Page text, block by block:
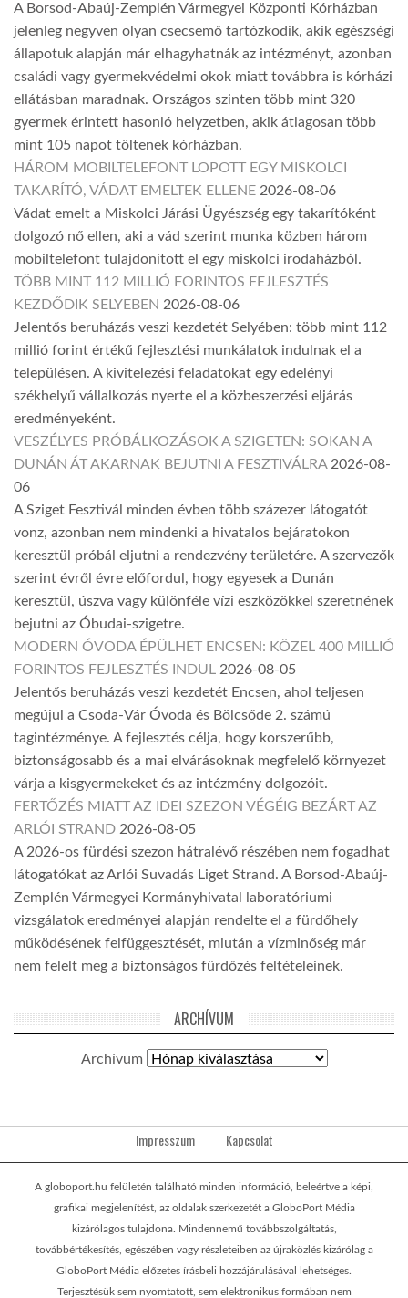
A Borsod-Abaúj-Zemplén Vármegyei Központi Kórházban
jelenleg negyven olyan csecsemő tartózkodik, akik egészségi
állapotuk alapján már elhagyhatnák az intézményt, azonban
családi vagy gyermekvédelmi okok miatt továbbra is kórházi
ellátásban maradnak. Országos szinten több mint 320
gyermek érintett hasonló helyzetben, akik átlagosan több
mint 105 napot töltenek kórházban.
HÁROM MOBILTELEFONT LOPOTT EGY MISKOLCI
TAKARÍTÓ, VÁDAT EMELTEK ELLENE 2026-08-06
Vádat emelt a Miskolci Járási Ügyészség egy takarítóként
dolgozó nő ellen, aki a vád szerint munka közben három
mobiltelefont tulajdonított el egy miskolci irodaházból.
TÖBB MINT 112 MILLIÓ FORINTOS FEJLESZTÉS
KEZDŐDIK SELYEBEN 2026-08-06
Jelentős beruházás veszi kezdetét Selyében: több mint 112
millió forint értékű fejlesztési munkálatok indulnak el a
településen. A kivitelezési feladatokat egy edelényi
székhelyű vállalkozás nyerte el a közbeszerzési eljárás
eredményeként.
VESZÉLYES PRÓBÁLKOZÁSOK A SZIGETEN: SOKAN A
DUNÁN ÁT AKARNAK BEJUTNI A FESZTIVÁLRA 2026-08-
06
A Sziget Fesztivál minden évben több százezer látogatót
vonz, azonban nem mindenki a hivatalos bejáratokon
keresztül próbál eljutni a rendezvény területére. A szervezők
szerint évről évre előfordul, hogy egyesek a Dunán
keresztül, úszva vagy különféle vízi eszközökkel szeretnének
bejutni az Óbudai-szigetre.
MODERN ÓVODA ÉPÜLHET ENCSEN: KÖZEL 400 MILLIÓ
FORINTOS FEJLESZTÉS INDUL 2026-08-05
Jelentős beruházás veszi kezdetét Encsen, ahol teljesen
megújul a Csoda-Vár Óvoda és Bölcsőde 2. számú
tagintézménye. A fejlesztés célja, hogy korszerűbb,
biztonságosabb és a mai elvárásoknak megfelelő környezet
várja a kisgyermekeket és az intézmény dolgozóit.
FERTŐZÉS MIATT AZ IDEI SZEZON VÉGÉIG BEZÁRT AZ
ARLÓI STRAND 2026-08-05
A 2026-os fürdési szezon hátralévő részében nem fogadhat
látogatókat az Arlói Suvadás Liget Strand. A Borsod-Abaúj-
Zemplén Vármegyei Kormányhivatal laboratóriumi
vizsgálatok eredményei alapján rendelte el a fürdőhely
működésének felfüggesztését, miután a vízminőség már
nem felelt meg a biztonságos fürdőzés feltételeinek.
ARCHÍVUM
Archívum
Impresszum Kapcsolat
A globoport.hu felületén található minden információ, beleértve a képi,
grafikai megjelenítést, az oldalak szerkezetét a GloboPort Média
kizárólagos tulajdona. Mindennemű továbbszolgáltatás,
továbbértékesítés, egészében vagy részleteiben az újraközlés kizárólag a
GloboPort Média előzetes írásbeli hozzájárulásával lehetséges.
Terjesztésük sem nyomtatott, sem elektronikus formában nem